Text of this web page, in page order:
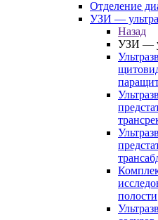
Отделение
УЗИ —
Назад
УЗИ —
полости